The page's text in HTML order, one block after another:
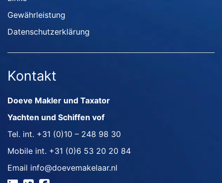
Gewährleistung
Datenschutzerklärung
Kontakt
Doeve Makler und Taxator
Yachten und Schiffen vof
Tel. int. +31 (0)10 – 248 98 30
Mobile int. +31 (0)6 53 20 20 84
Email info@doevemakelaar.nl